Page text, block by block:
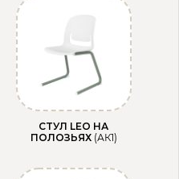
СТУЛ LEO НА
ПОЛОЗЬЯХ (АК1)